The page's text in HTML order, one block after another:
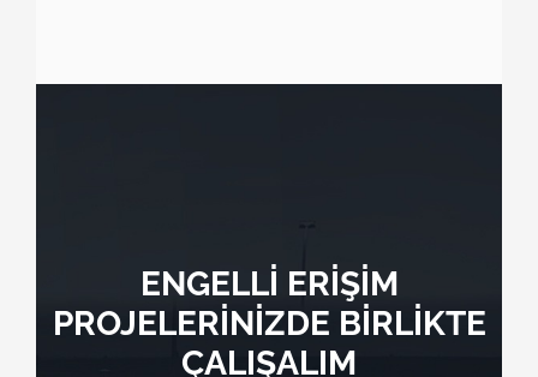
ENGELLİ ERİŞİM
PROJELERİNİZDE BİRLİKTE
ÇALIŞALIM